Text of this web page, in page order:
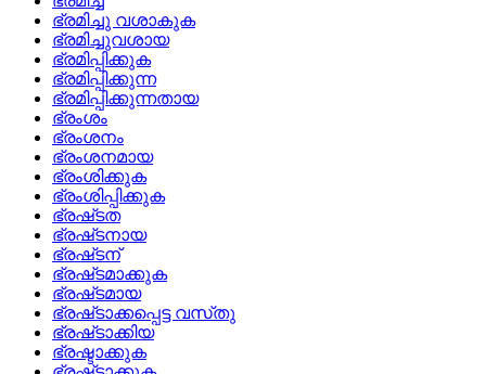
ഭ്രമിച്ചു വശാകുക
ഭ്രമിച്ചുവശായ
ഭ്രമിപ്പിക്കുക
ഭ്രമിപ്പിക്കുന്ന
ഭ്രമിപ്പിക്കുന്നതായ
ഭ്രംശം
ഭ്രംശനം
ഭ്രംശനമായ
ഭ്രംശിക്കുക
ഭ്രംശിപ്പിക്കുക
ഭ്രഷ്‌ടത
ഭ്രഷ്‌ടനായ
ഭ്രഷ്‌ടന്
ഭ്രഷ്‌ടമാക്കുക
ഭ്രഷ്‌ടമായ
ഭ്രഷ്‌ടാക്കപ്പെട്ട വസ്‌തു
ഭ്രഷ്‌ടാക്കിയ
ഭ്രഷ്ടാക്കുക